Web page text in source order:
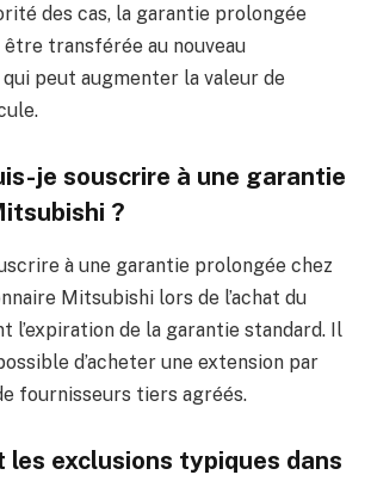
des cas, la garantie prolongée
transférée au nouveau
peut augmenter la valeur de
je souscrire à une garantie
?
à une garantie prolongée chez
Mitsubishi lors de l’achat du
l’expiration de la garantie standard. Il
d’acheter une extension par
fournisseurs tiers agréés.
les exclusions typiques dans